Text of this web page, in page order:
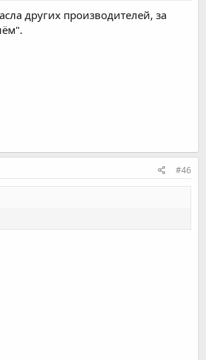
других производителей, за
#46